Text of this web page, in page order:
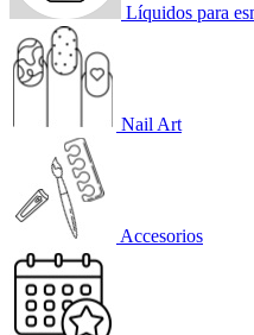
Líquidos para
Nail Art
Accesorios